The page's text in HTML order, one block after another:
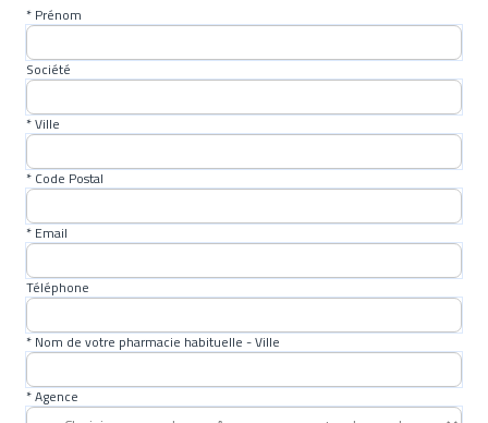
Poids maxi utilisateur: 55 kg
* Prénom
Société
* Ville
* Code Postal
* Email
Téléphone
* Nom de votre pharmacie habituelle - Ville
* Agence